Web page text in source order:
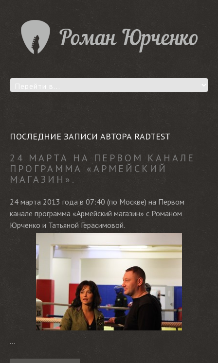
ПОСЛЕДНИЕ ЗАПИСИ АВТОРА RADTEST
24 МАРТА НА ПЕРВОМ КАНАЛЕ
ПРОГРАММА «АРМЕЙСКИЙ
МАГАЗИН».
24 марта 2013 года в 07:40 (по Москве) на Первом
канале программа «Армейский магазин» с Романом
Юрченко и Татьяной Герасимовой.
...